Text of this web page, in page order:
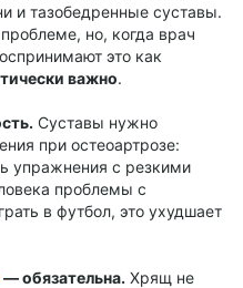
и тазобедренные суставы.
но, когда врач
это как
важно.
Суставы нужно
при остеоартрозе:
упражнения с резкими
проблемы с
в футбол, это ухудшает
— обязательна. Хрящ не